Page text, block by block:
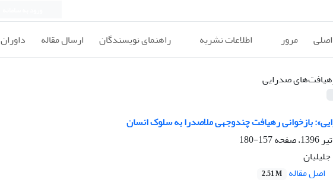
مرور اطلاعات نشریه راهنمای نویسندگان ارسال مقاله داوران
صدرایی
بازخوانی رهیافت‌ چندوجهی ملاصدرا به سلوک انسان
157-180
اصل مقاله 2.51 M